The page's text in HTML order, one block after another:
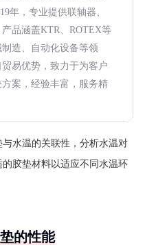
年，专业提供联轴器、
品涵盖KTR、ROTEX等
造、自动化设备等领
易优势，致力于为客户
案，经验丰富，服务精
水温的关联性，分析水温对
胶垫材料以适应不同水温环
的性能